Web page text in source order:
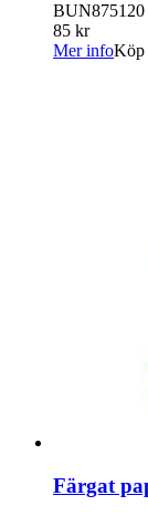
BUN875120
85 kr
Mer infoKöp
Färgat